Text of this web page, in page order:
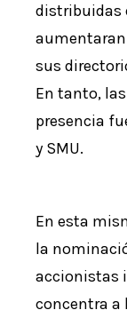
distribuidas
sus
En tanto,
presencia
y SMU.
En esta
la
accionistas
concentra a